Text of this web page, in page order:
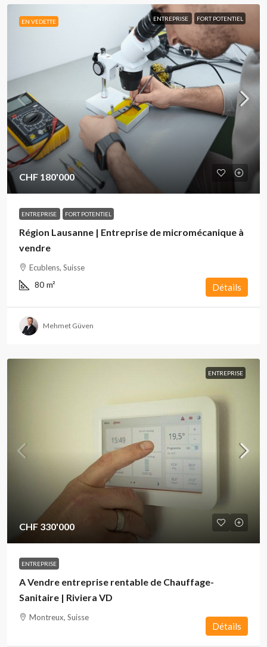
EN VEDETTE ENTREPRISE FORT POTENTIEL
CHF 180'000
ENTREPRISE FORT POTENTIEL
Région Lausanne | Entreprise de micromécanique à
vendre
Ecublens, Suisse
80 m² Détails
Mehmet Güven
ENTREPRISE
CHF 330'000
ENTREPRISE
A Vendre entreprise rentable de Chauffage-
Sanitaire | Riviera VD
Montreux, Suisse
Détails